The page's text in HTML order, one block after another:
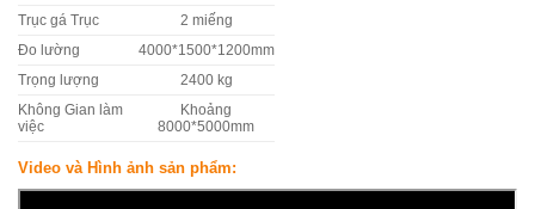
Trục gá Trục 2 miếng
Đo lường 4000*1500*1200mm
Trọng lượng 2400 kg
Không Gian làm
việc
Khoảng
8000*5000mm
Video và Hình ảnh sản phẩm: